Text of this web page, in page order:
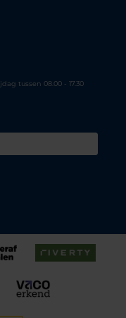
tussen 08.00 - 17.30